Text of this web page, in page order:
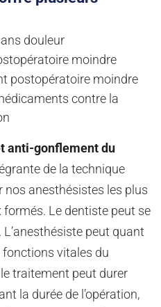
douleur
moindre
postopératoire moindre
contre la
anti-gonflement du
de la technique
nos anesthésistes les plus
Le dentiste peut se
peut quant
fonctions vitales du
traitement peut durer
la durée de l’opération,